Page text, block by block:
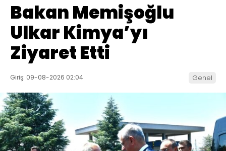
Bakan Memişoğlu
Ulkar Kimya’yı
Ziyaret Etti
Giriş: 09-08-2026 02:04 Genel